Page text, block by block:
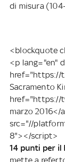
di misura
<blockquote
<p lang="en"
href="https://
Sacramento
href="https://
marzo
src="//
8"></script>
14 punti per il
mette a